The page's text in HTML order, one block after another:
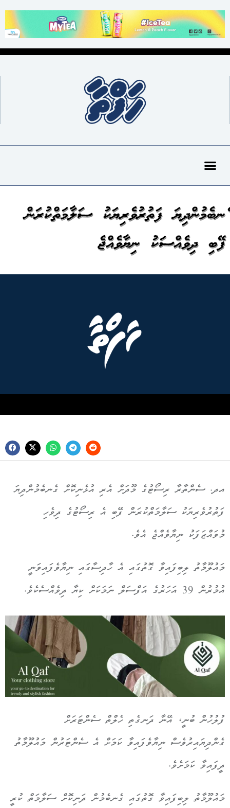
ގެނބެމުންދިޔަ ފަތުރުވެރިޔަކު ސަލާމަތްކުރަން
ފޭބި ދިވެއްސަކު ނިޔާވެއްޖެ
އދ. ސެންތާރާ ރިސޯޓުގެ މޫދަށް އެރި އުޅެނިކޮށް ގެނބެމުންދިޔަ
ފަތުރުވެރިޔަކު ސަލާމަތްކުރަން ފޭބި އެ ރިސޯޓުގެ ދިވެހި
މުވައްޒަފަކު ނިޔާވެއްޖެ އެވެ.
މައުލޫމާތު ލިބިފައިވާ ގޮތުގައި އެ ހާދިސާގައި ނިޔާވެފައިވަނީ
އުމުރުން 39 އަހަރުގެ އަފްސަލް ނަމަކަށް ކިޔާ ދިވެއްސެކެވެ.
ފުލުހުން ބުނީ، އޭނާ ދަނގެތި ހެލްތް ސެންޓަރަށް
ގެންދިޔައިރުވެސް ނިޔާވެފައިވާ ކަމަށް އެ ސެންޓަރުން މައުލޫމާތު
ދީފައިވާ ކަމަށެވެ.
މައުލޫމާތު ލިބިފައިވާ ގޮތުގައި ގެނބެމުން ދަނިކޮށް ސަލާމަތް ކުރީ